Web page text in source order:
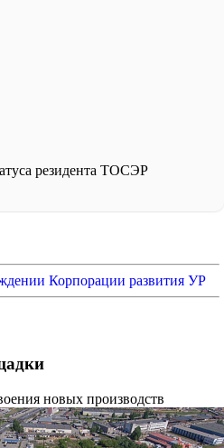
резидента ТОСЭР
Корпорации развития УР
новых производств